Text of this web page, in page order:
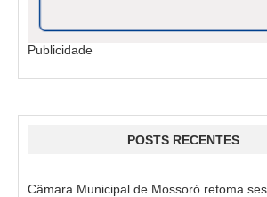
Publicidade
POSTS RECENTES
Câmara Municipal de Mossoró retoma